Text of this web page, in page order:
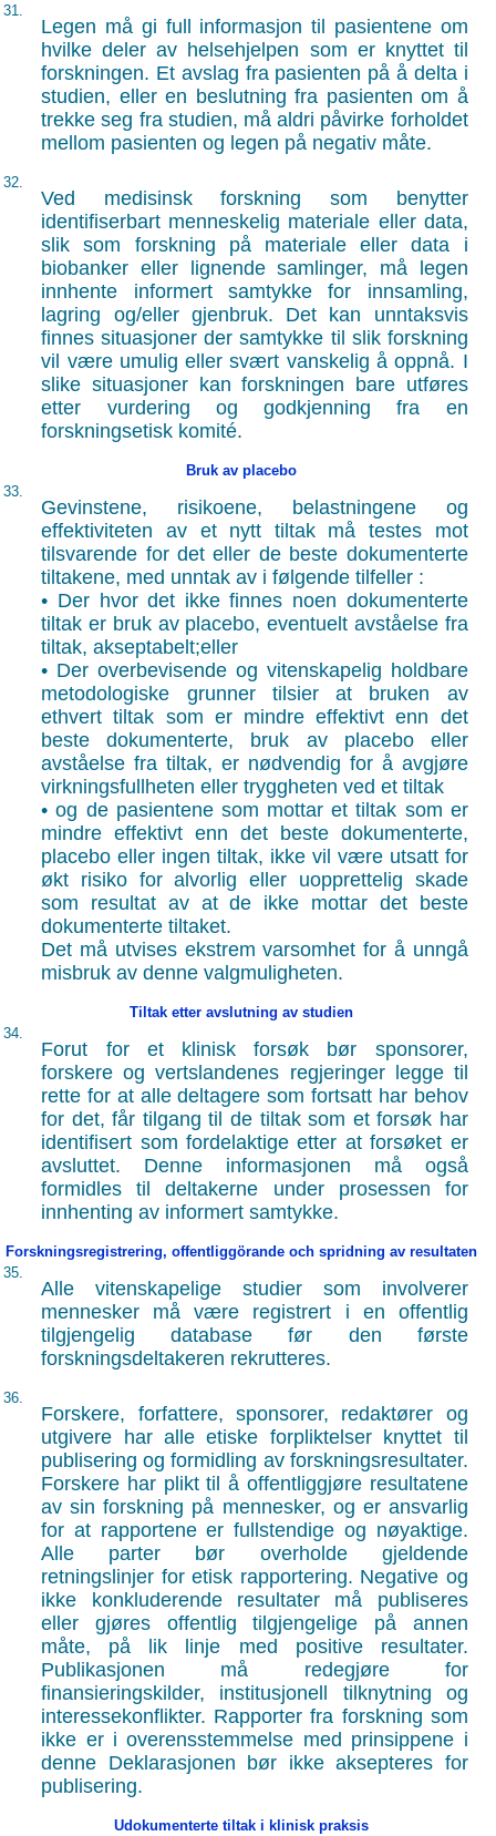
31.
Legen må gi full informasjon til pasientene om
hvilke deler av helsehjelpen som er knyttet til
forskningen. Et avslag fra pasienten på å delta i
studien, eller en beslutning fra pasienten om å
trekke seg fra studien, må aldri påvirke forholdet
mellom pasienten og legen på negativ måte.
32.
Ved medisinsk forskning som benytter
identifiserbart menneskelig materiale eller data,
slik som forskning på materiale eller data i
biobanker eller lignende samlinger, må legen
innhente informert samtykke for innsamling,
lagring og/eller gjenbruk. Det kan unntaksvis
finnes situasjoner der samtykke til slik forskning
vil være umulig eller svært vanskelig å oppnå. I
slike situasjoner kan forskningen bare utføres
etter vurdering og godkjenning fra en
forskningsetisk komité.
Bruk av placebo
33.
Gevinstene, risikoene, belastningene og
effektiviteten av et nytt tiltak må testes mot
tilsvarende for det eller de beste dokumenterte
tiltakene, med unntak av i følgende tilfeller :
• Der hvor det ikke finnes noen dokumenterte
tiltak er bruk av placebo, eventuelt avståelse fra
tiltak, akseptabelt;eller
• Der overbevisende og vitenskapelig holdbare
metodologiske grunner tilsier at bruken av
ethvert tiltak som er mindre effektivt enn det
beste dokumenterte, bruk av placebo eller
avståelse fra tiltak, er nødvendig for å avgjøre
virkningsfullheten eller tryggheten ved et tiltak
• og de pasientene som mottar et tiltak som er
mindre effektivt enn det beste dokumenterte,
placebo eller ingen tiltak, ikke vil være utsatt for
økt risiko for alvorlig eller uopprettelig skade
som resultat av at de ikke mottar det beste
dokumenterte tiltaket.
Det må utvises ekstrem varsomhet for å unngå
misbruk av denne valgmuligheten.
Tiltak etter avslutning av studien
34.
Forut for et klinisk forsøk bør sponsorer,
forskere og vertslandenes regjeringer legge til
rette for at alle deltagere som fortsatt har behov
for det, får tilgang til de tiltak som et forsøk har
identifisert som fordelaktige etter at forsøket er
avsluttet. Denne informasjonen må også
formidles til deltakerne under prosessen for
innhenting av informert samtykke.
Forskningsregistrering, offentliggörande och spridning av resultaten
35.
Alle vitenskapelige studier som involverer
mennesker må være registrert i en offentlig
tilgjengelig database før den første
forskningsdeltakeren rekrutteres.
36.
Forskere, forfattere, sponsorer, redaktører og
utgivere har alle etiske forpliktelser knyttet til
publisering og formidling av forskningsresultater.
Forskere har plikt til å offentliggjøre resultatene
av sin forskning på mennesker, og er ansvarlig
for at rapportene er fullstendige og nøyaktige.
Alle parter bør overholde gjeldende
retningslinjer for etisk rapportering. Negative og
ikke konkluderende resultater må publiseres
eller gjøres offentlig tilgjengelige på annen
måte, på lik linje med positive resultater.
Publikasjonen må redegjøre for
finansieringskilder, institusjonell tilknytning og
interessekonflikter. Rapporter fra forskning som
ikke er i overensstemmelse med prinsippene i
denne Deklarasjonen bør ikke aksepteres for
publisering.
Udokumenterte tiltak i klinisk praksis